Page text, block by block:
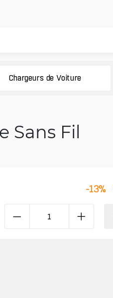
Chargeurs de Voiture
Sans Fil
-13%